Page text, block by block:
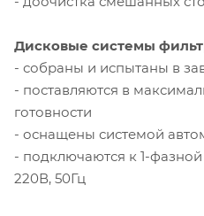
Дисковые системы
- собраны и испытаны в
- поставляются в
готовности
- оснащены системой
- подключаются к 1-фазной
220В, 50Гц